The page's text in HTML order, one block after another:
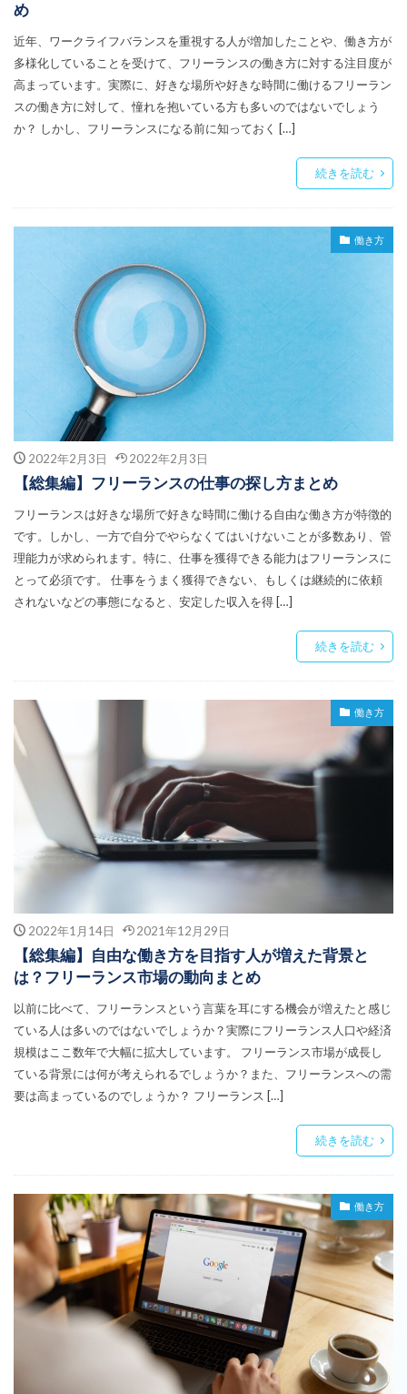
め
近年、ワークライフバランスを重視する人が増加したことや、働き方が
多様化していることを受けて、フリーランスの働き方に対する注目度が
高まっています。実際に、好きな場所や好きな時間に働けるフリーラン
スの働き方に対して、憧れを抱いている方も多いのではないでしょう
か？ しかし、フリーランスになる前に知っておく […]
続きを読む
働き方
2022年2月3日 2022年2月3日
【総集編】フリーランスの仕事の探し方まとめ
フリーランスは好きな場所で好きな時間に働ける自由な働き方が特徴的
です。しかし、一方で自分でやらなくてはいけないことが多数あり、管
理能力が求められます。特に、仕事を獲得できる能力はフリーランスに
とって必須です。 仕事をうまく獲得できない、もしくは継続的に依頼
されないなどの事態になると、安定した収入を得 […]
続きを読む
働き方
2022年1月14日 2021年12月29日
【総集編】自由な働き方を目指す人が増えた背景と
は？フリーランス市場の動向まとめ
以前に比べて、フリーランスという言葉を耳にする機会が増えたと感じ
ている人は多いのではないでしょうか？実際にフリーランス人口や経済
規模はここ数年で大幅に拡大しています。 フリーランス市場が成長し
ている背景には何が考えられるでしょうか？また、フリーランスへの需
要は高まっているのでしょうか？ フリーランス […]
続きを読む
働き方